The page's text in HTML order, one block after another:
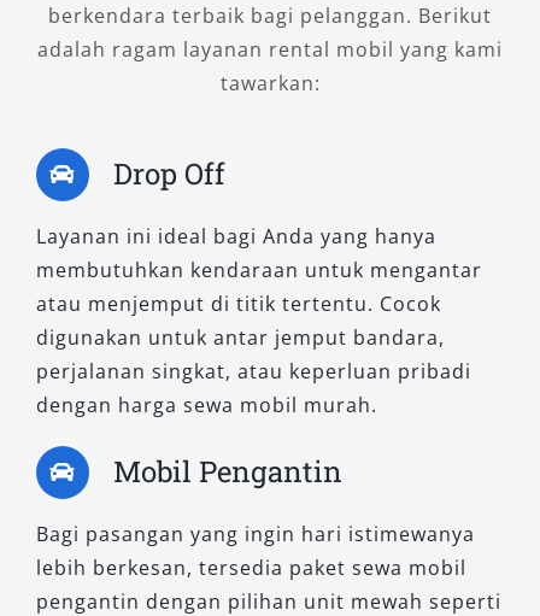
berkendara terbaik bagi pelanggan. Berikut
adalah ragam layanan rental mobil yang kami
tawarkan:
Drop Off
Layanan ini ideal bagi Anda yang hanya
membutuhkan kendaraan untuk mengantar
atau menjemput di titik tertentu. Cocok
digunakan untuk antar jemput bandara,
perjalanan singkat, atau keperluan pribadi
dengan harga sewa mobil murah.
Mobil Pengantin
Bagi pasangan yang ingin hari istimewanya
lebih berkesan, tersedia paket sewa mobil
pengantin dengan pilihan unit mewah seperti